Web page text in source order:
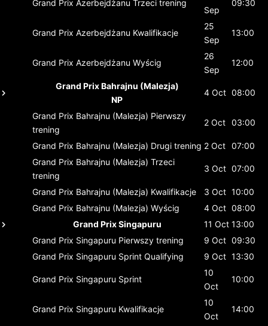
Grand Prix Azerbejdżanu Trzeci trening
Sep
09:30
Grand Prix Azerbejdżanu Kwalifikacje
25
Sep
13:00
Grand Prix Azerbejdżanu Wyścig
26
Sep
12:00
Grand Prix Bahrajnu (Malezja)
NP
4 Oct 08:00
Grand Prix Bahrajnu (Malezja) Pierwszy
trening
2 Oct 03:00
Grand Prix Bahrajnu (Malezja) Drugi trening 2 Oct 07:00
Grand Prix Bahrajnu (Malezja) Trzeci
trening
3 Oct 07:00
Grand Prix Bahrajnu (Malezja) Kwalifikacje 3 Oct 10:00
Grand Prix Bahrajnu (Malezja) Wyścig 4 Oct 08:00
Grand Prix Singapuru
11 Oct 13:00
Grand Prix Singapuru Pierwszy trening 9 Oct 09:30
Grand Prix Singapuru Sprint Qualifying 9 Oct 13:30
Grand Prix Singapuru Sprint
10
Oct
10:00
Grand Prix Singapuru Kwalifikacje
10
Oct
14:00